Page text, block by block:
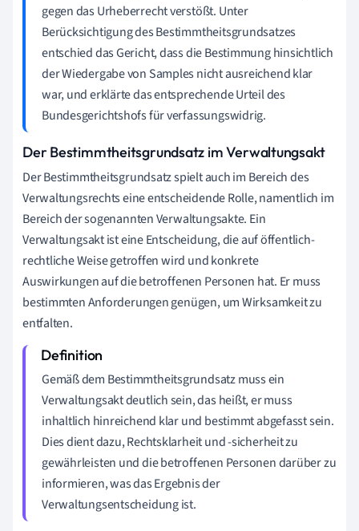
gegen das Urheberrecht verstößt. Unter
Berücksichtigung des Bestimmtheitsgrundsatzes
entschied das Gericht, dass die Bestimmung hinsichtlich
der Wiedergabe von Samples nicht ausreichend klar
war, und erklärte das entsprechende Urteil des
Bundesgerichtshofs für verfassungswidrig.
Der Bestimmtheitsgrundsatz im Verwaltungsakt
Der Bestimmtheitsgrundsatz spielt auch im Bereich des
Verwaltungsrechts eine entscheidende Rolle, namentlich im
Bereich der sogenannten Verwaltungsakte. Ein
Verwaltungsakt ist eine Entscheidung, die auf öffentlich-
rechtliche Weise getroffen wird und konkrete
Auswirkungen auf die betroffenen Personen hat. Er muss
bestimmten Anforderungen genügen, um Wirksamkeit zu
entfalten.
Gemäß dem Bestimmtheitsgrundsatz muss ein
Verwaltungsakt deutlich sein, das heißt, er muss
inhaltlich hinreichend klar und bestimmt abgefasst sein.
Dies dient dazu, Rechtsklarheit und -sicherheit zu
gewährleisten und die betroffenen Personen darüber zu
informieren, was das Ergebnis der
Verwaltungsentscheidung ist.